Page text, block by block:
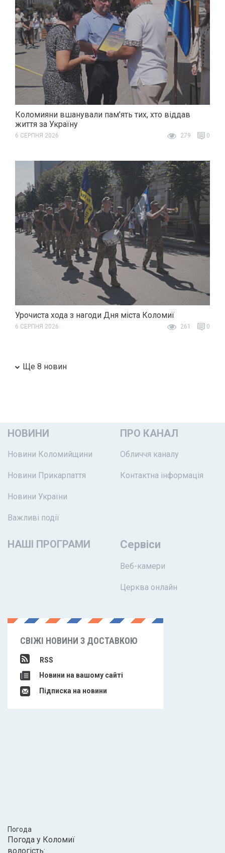
Коломияни вшанували пам'ять тих, хто віддав
життя за Україну
6 СЕРПНЯ 2026 279 0
Урочиста хода з нагоди Дня міста Коломиї
6 СЕРПНЯ 2026 261 0
Ще 8 новин
НОВИНИ
Новини Коломийщини
Новини Прикарпаття
Новини України
Важливі події
ПРО КАНАЛ
Обличчя каналу
Контактна інформація
НАШІ ПРОГРАМИ Сервіси
Веб-камери
Церква онлайн
СВІЖІ НОВИНИ З ДОСТАВКОЮ
RSS
Новини на вашому сайті
Підписка на новини
Погода
Погода у Коломиї
вологість: